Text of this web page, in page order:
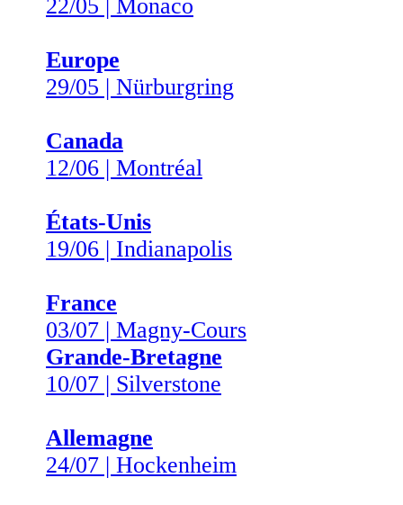
22/05 | Monaco
Europe
29/05 | Nürburgring
Canada
12/06 | Montréal
États-Unis
19/06 | Indianapolis
France
03/07 | Magny-Cours
Grande-Bretagne
10/07 | Silverstone
Allemagne
24/07 | Hockenheim